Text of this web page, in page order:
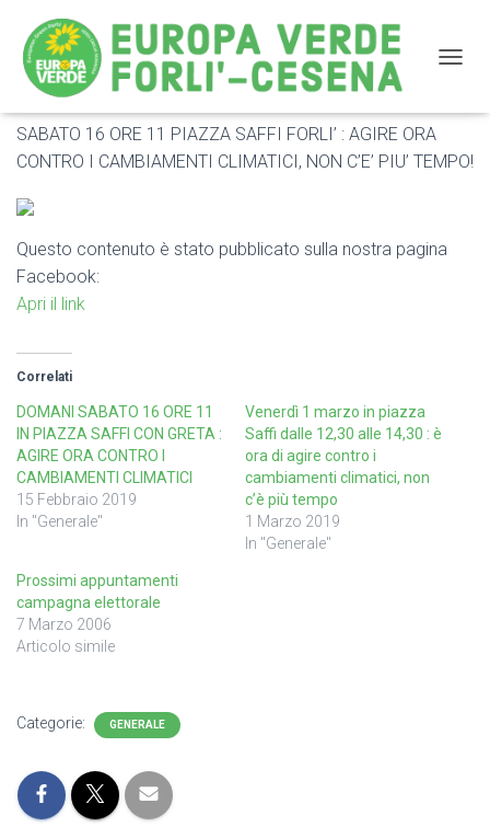
SABATO 16 ORE 11 PIAZZA SAFFI FORLI’ : AGIRE
ORA CONTRO I CAMBIAMENTI CLIMATICI, NON C’E’
SABATO 16 ORE 11 PIAZZA SAFFI FORLI’ : AGIRE ORA
CONTRO I CAMBIAMENTI CLIMATICI, NON C’E’ PIU’ TEMPO!
Questo contenuto è stato pubblicato sulla nostra pagina
Facebook:
Apri il link
Correlati
DOMANI SABATO 16 ORE 11
IN PIAZZA SAFFI CON GRETA :
AGIRE ORA CONTRO I
CAMBIAMENTI CLIMATICI
15 Febbraio 2019
In "Generale"
Venerdì 1 marzo in piazza
Saffi dalle 12,30 alle 14,30 : è
ora di agire contro i
cambiamenti climatici, non
c’è più tempo
1 Marzo 2019
In "Generale"
Prossimi appuntamenti
campagna elettorale
7 Marzo 2006
Articolo simile
Categorie: GENERALE